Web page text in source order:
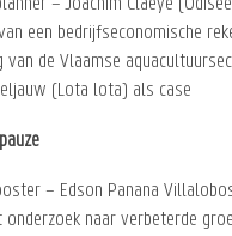
een bedrijfseconomische
van de Vlaamse
(Lota lota) als case
– Edson Panana
onderzoek naar verbeterde